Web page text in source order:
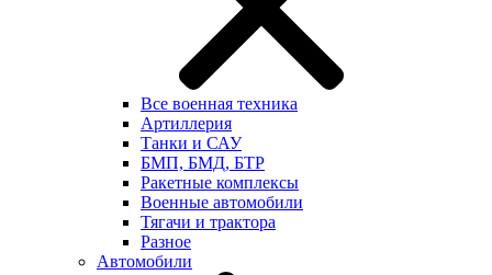
Все военная техника
Артиллерия
Танки и САУ
БМП, БМД, БТР
Ракетные комплексы
Военные автомобили
Тягачи и трактора
Разное
Автомобили